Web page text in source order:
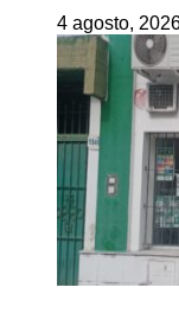
4 agosto,